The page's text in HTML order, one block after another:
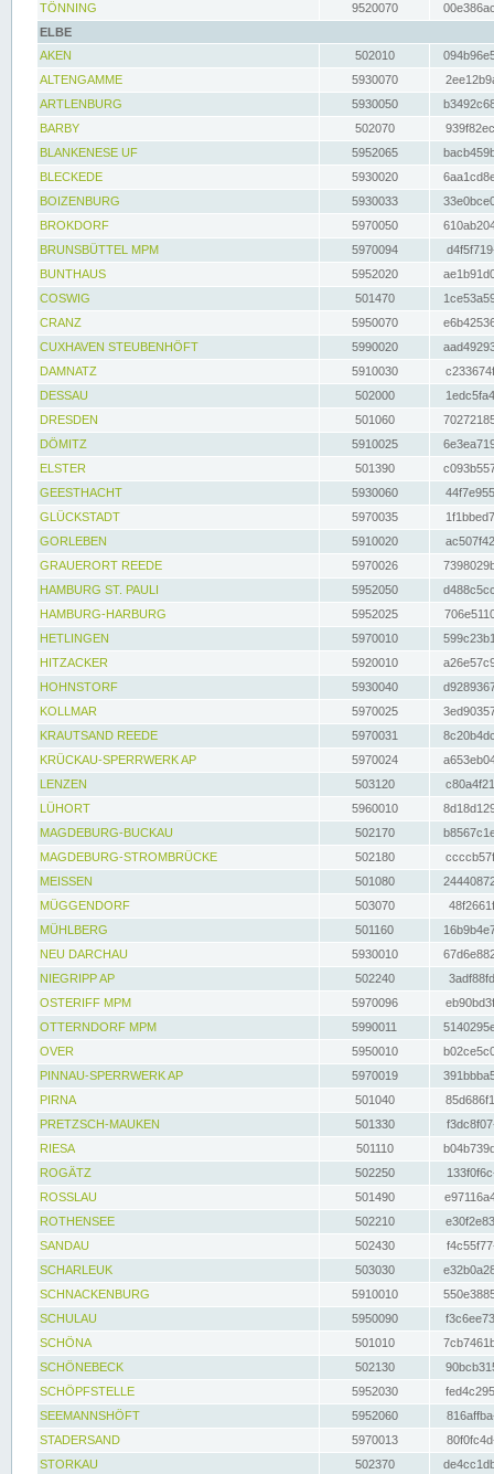
TÖNNING
9520070
ELBE
AKEN
502010
ALTENGAMME
5930070
ARTLENBURG
5930050
BARBY
502070
BLANKENESE UF
5952065
BLECKEDE
5930020
BOIZENBURG
5930033
BROKDORF
5970050
BRUNSBÜTTEL MPM
5970094
BUNTHAUS
5952020
COSWIG
501470
CRANZ
5950070
CUXHAVEN STEUBENHÖFT
5990020
DAMNATZ
5910030
DESSAU
502000
DRESDEN
501060
DÖMITZ
5910025
ELSTER
501390
GEESTHACHT
5930060
GLÜCKSTADT
5970035
GORLEBEN
5910020
GRAUERORT REEDE
5970026
HAMBURG ST. PAULI
5952050
HAMBURG-HARBURG
5952025
HETLINGEN
5970010
HITZACKER
5920010
HOHNSTORF
5930040
KOLLMAR
5970025
KRAUTSAND REEDE
5970031
KRÜCKAU-SPERRWERK AP
5970024
LENZEN
503120
LÜHORT
5960010
MAGDEBURG-BUCKAU
502170
MAGDEBURG-STROMBRÜCKE
502180
MEISSEN
501080
MÜGGENDORF
503070
MÜHLBERG
501160
NEU DARCHAU
5930010
NIEGRIPP AP
502240
OSTERIFF MPM
5970096
OTTERNDORF MPM
5990011
OVER
5950010
PINNAU-SPERRWERK AP
5970019
PIRNA
501040
PRETZSCH-MAUKEN
501330
RIESA
501110
ROGÄTZ
502250
ROSSLAU
501490
ROTHENSEE
502210
SANDAU
502430
SCHARLEUK
503030
SCHNACKENBURG
5910010
SCHULAU
5950090
SCHÖNA
501010
SCHÖNEBECK
502130
SCHÖPFSTELLE
5952030
SEEMANNSHÖFT
5952060
STADERSAND
5970013
STORKAU
502370